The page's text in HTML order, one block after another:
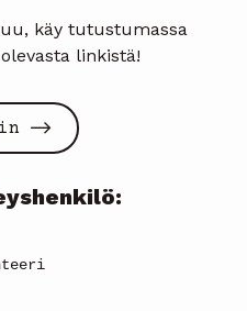
käy tutustumassa
linkistä!